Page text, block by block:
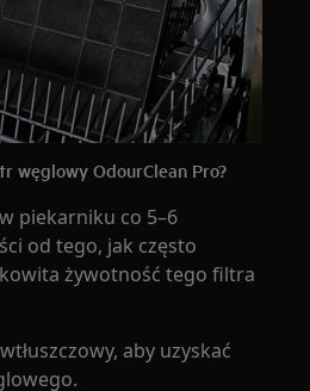
węglowy OdourClean Pro?
piekarniku co 5–6
od tego, jak często
żywotność tego filtra
aby uzyskać